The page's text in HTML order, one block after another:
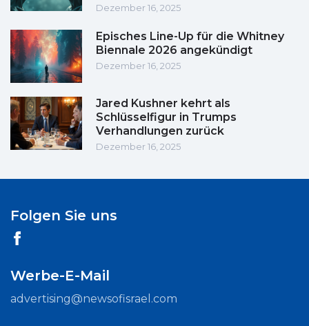
Dezember 16, 2025
Episches Line-Up für die Whitney
Biennale 2026 angekündigt
Dezember 16, 2025
Jared Kushner kehrt als
Schlüsselfigur in Trumps
Verhandlungen zurück
Dezember 16, 2025
Folgen Sie uns
Werbe-E-Mail
advertising@newsofisrael.com